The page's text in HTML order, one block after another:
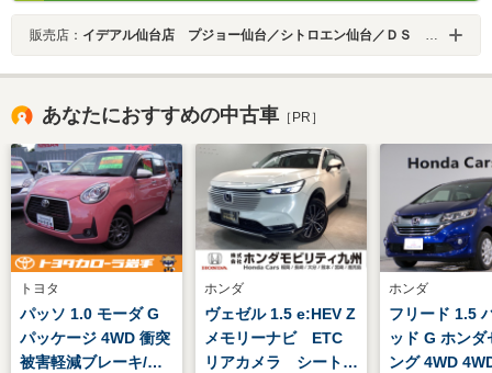
販売店： イデアル仙台店 プジョー仙台／シトロエン仙台／ＤＳ ＳＴＯＲＥ仙台 （株）イデアル
あなたにおすすめの中古車 ［PR］
トヨタ
パッソ 1.0 モーダ G
パッケージ 4WD 衝突
被害軽減ブレーキ/キ
ホンダ
ヴェゼル 1.5 e:HEV Z
メモリーナビ ETC
リアカメラ シートヒ
ホンダ
フリード 1.5
ッド G ホンダ
ング 4WD